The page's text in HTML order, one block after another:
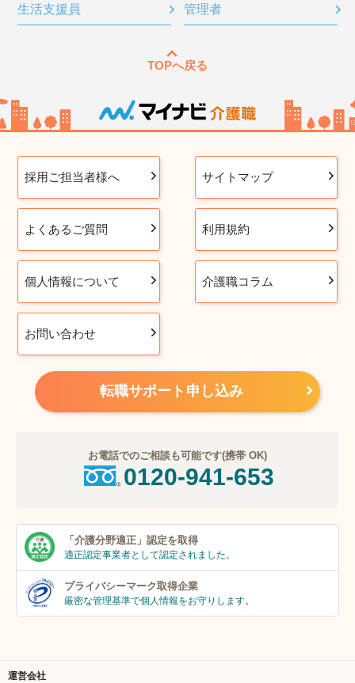
生活支援員 管理者
TOPへ戻る
採用ご担当者様へ サイトマップ
よくあるご質問 利用規約
個人情報について 介護職コラム
お問い合わせ
転職サポート申し込み
お電話でのご相談も可能です(携帯 OK)
0120-941-653
「介護分野適正」 認定を取得
適正認定事業者として認定されました。
プライバシーマーク取得企業
厳密な管理基準で個人情報をお守りします。
運営会社